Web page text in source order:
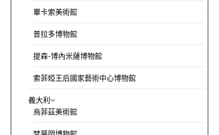
畢卡索美術館
普拉多博物館
提森-博內米薩博物館
索菲婭王后國家藝術中心博物館
義大利
烏菲茲美術館